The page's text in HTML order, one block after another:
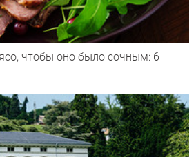
чтобы оно было сочным: 6